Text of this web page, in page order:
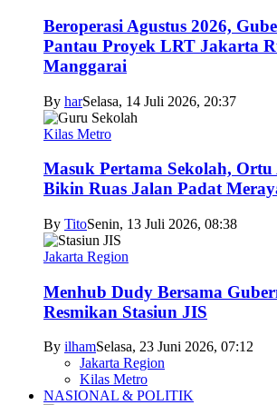
Beroperasi Agustus 2026,
Pantau Proyek LRT Jakarta
Manggarai
By harSelasa, 14 Juli 2026, 20:37
Kilas Metro
Masuk Pertama Sekolah,
Bikin Ruas Jalan Padat
By TitoSenin, 13 Juli 2026, 08:38
Jakarta Region
Menhub Dudy Bersama
Resmikan Stasiun JIS
By ilhamSelasa, 23 Juni 2026, 07:12
Jakarta Region
Kilas Metro
NASIONAL & POLITIK